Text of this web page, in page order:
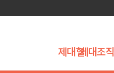
제대혈제대조직